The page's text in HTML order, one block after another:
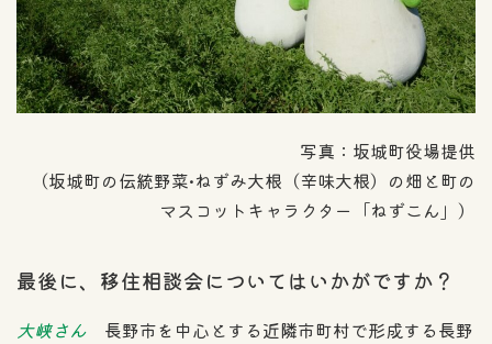
写真：坂城町役場提供
（坂城町の伝統野菜•ねずみ大根（辛味大根）の畑と町の
マスコットキャラクター「ねずこん」）
最後に、移住相談会についてはいかがですか？
大峡さん 長野市を中心とする近隣市町村で形成する長野